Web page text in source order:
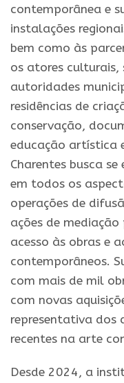
contemporânea e
instalações
bem como às
os atores culturais,
autoridades
residências de
conservação,
educação artística
Charentes busca
em todos os
operações de
ações de
acesso às obras e
contemporâneos.
com mais de mil
com novas
representativa dos
recentes na arte
Desde 2024, a